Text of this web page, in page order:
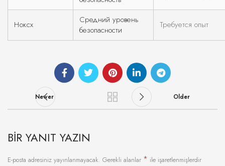
Ноксx
Средний уровень
безопасности
Требуется опыт
Newer Older
BIR YANIT YAZIN
E-posta adresiniz yayınlanmayacak. Gerekli alanlar * ile işaretlenmişlerdir